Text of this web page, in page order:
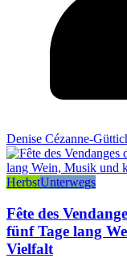
Denise Cézanne-
HerbstUnterwegs
Fête des
fünf Tage lang
Vielfalt